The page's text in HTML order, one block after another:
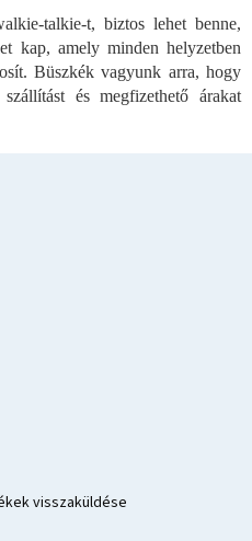
y
í
t
á
s
talkie-t, biztos lehet benne,
kap, amely minden helyzetben
Büszkék vagyunk arra, hogy
és megfizethető árakat
visszaküldése